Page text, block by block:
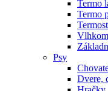
Termo
Termo
Psy
Dvere,